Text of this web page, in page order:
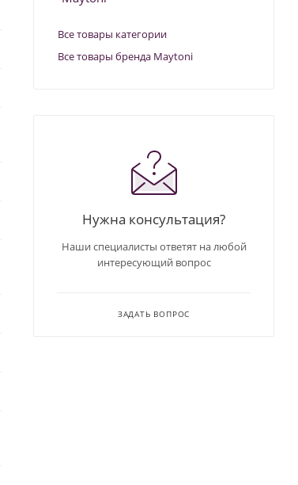
Все товары категории
Все товары бренда Maytoni
Нужна консультация?
Наши специалисты ответят на любой
интересующий вопрос
ЗАДАТЬ ВОПРОС